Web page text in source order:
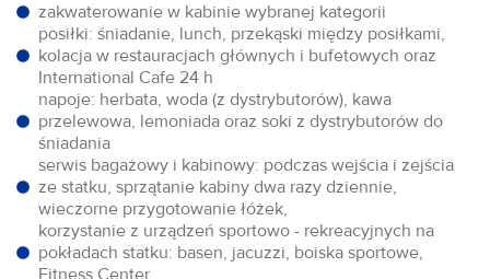
zakwaterowanie w kabinie wybranej kategorii
posiłki: śniadanie, lunch, przekąski między posiłkami,
kolacja w restauracjach głównych i bufetowych oraz
International Cafe 24 h
napoje: herbata, woda (z dystrybutorów), kawa
przelewowa, lemoniada oraz soki z dystrybutorów do
śniadania
serwis bagażowy i kabinowy: podczas wejścia i zejścia
ze statku, sprzątanie kabiny dwa razy dziennie,
wieczorne przygotowanie łóżek,
korzystanie z urządzeń sportowo - rekreacyjnych na
pokładach statku: basen, jacuzzi, boiska sportowe,